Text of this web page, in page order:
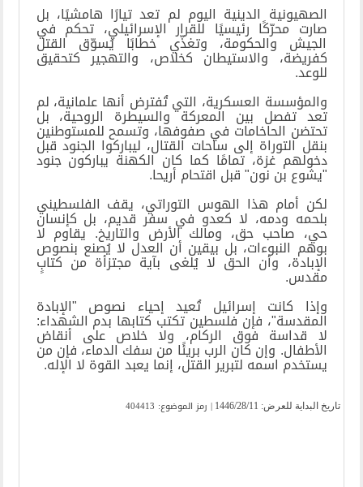
الصهيونية الدينية اليوم لم تعد تيارًا هامشيًا، بل
صارت محرّكًا رئيسيًا للقرار الإسرائيلي، تحكم في
الجيش والحكومة، وتغذّي خطابًا يُسوّق القتل
كفريضة، والاستيطان كخلاص، والتهجير كتحقيق
للوعد.
والمؤسسة العسكرية، التي تُفترض أنها علمانية، لم
تعد تفصل بين المعركة والسيطرة الروحية، بل
تحتضن الحاخامات في صفوفها، وتسمح للمستوطنين
بنقل التوراة إلى ساحات القتال، ليباركوا الجنود قبل
دخولهم غزة، تمامًا كما كان الكهنة يباركون جنود
"يشوع بن نون" قبل اقتحام أريحا.
لكن أمام هذا الهوس التوراتي، يقف الفلسطيني
بلحمه ودمه، لا كعدو في سفر قديم، بل كإنسان
حي، صاحب حق، ومالك الأرض والتاريخ. يقاوم لا
بوهم النبوءات، بل بيقين أن العدل لا يُصنع بنصوص
الإبادة، وأن الحق لا يُلغى بآية مجتزأة من كتابٍ
مقدس.
وإذا كانت إسرائيل تُعيد إحياء نصوص "الإبادة
المقدسة"، فإن فلسطين تكتب كتابها بدم الشهداء:
لا قداسة فوق الركام، ولا خلاص على أنقاض
الأطفال. وإن كان الرب بريئًا من سفك الدماء، فإن من
يستخدم اسمه لتبرير القتل، إنما يعبد القوة لا الإله.
تاریخ البدایة للعرض: 1446/28/11 | رمز الموضوع: 404413